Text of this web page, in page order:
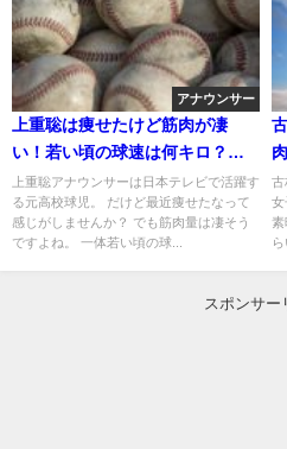
アナウンサー
上重聡は痩せたけど筋肉が凄
い！若い頃の球速は何キロ？実
家はどこ？
上重聡アナウンサーは日本テレビで活躍す
る元高校球児。 だけど最近痩せたなって
感じがしませんか？ でも筋肉量は凄そう
ですよね。 一体若い頃の球...
古
女
素
スポンサー